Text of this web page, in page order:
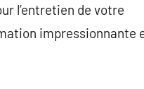
l’entretien de votre
impressionnante